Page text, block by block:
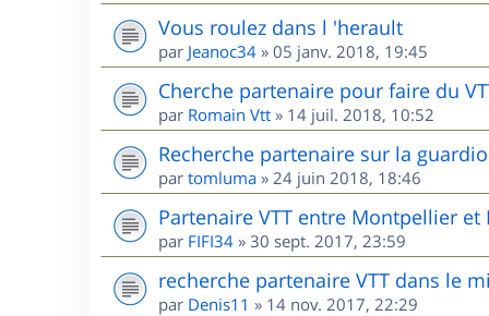
Vous roulez dans l 'herault
par Jeanoc34 » 05 janv. 2018, 19:45
Cherche partenaire pour faire du
par Romain Vtt » 14 juil. 2018, 10:52
Recherche partenaire sur la
par tomluma » 24 juin 2018, 18:46
Partenaire VTT entre Montpellier et
par FIFI34 » 30 sept. 2017, 23:59
recherche partenaire VTT dans le
par Denis11 » 14 nov. 2017, 22:29